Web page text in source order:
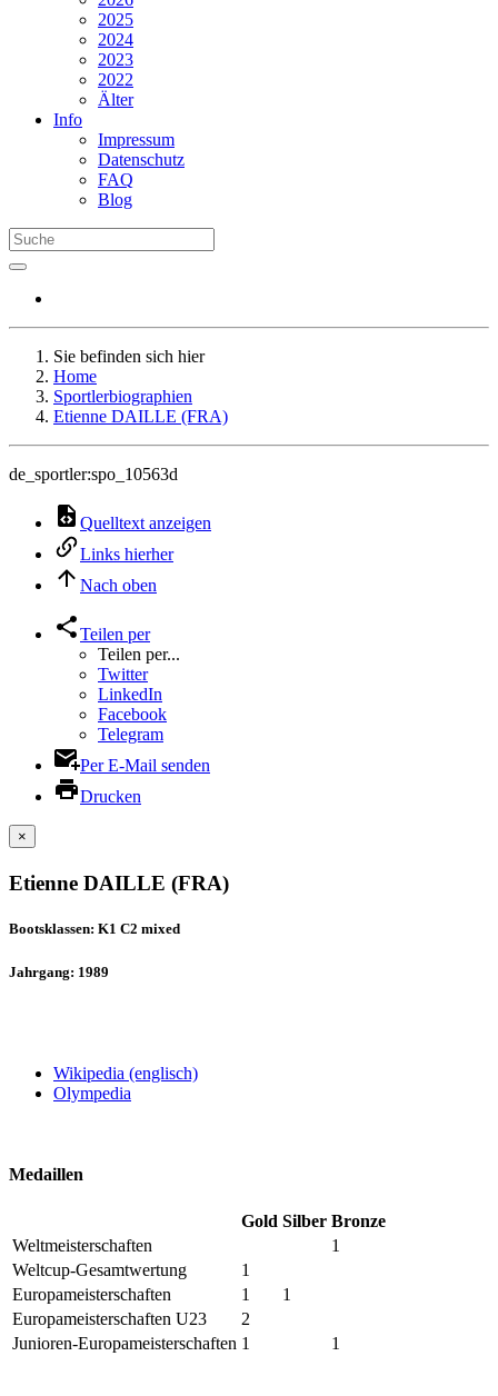
2025
2024
2023
2022
Älter
Info
Impressum
Datenschutz
FAQ
Blog
Sie befinden sich hier
Home
Sportlerbiographien
Etienne DAILLE (FRA)
de_sportler:spo_10563d
Quelltext anzeigen
Links hierher
Nach oben
Teilen per
Teilen per...
Twitter
LinkedIn
Facebook
Telegram
Per E-Mail senden
Drucken
×
Etienne DAILLE (FRA)
Bootsklassen: K1 C2 mixed
Jahrgang: 1989
Wikipedia (englisch)
Olympedia
Medaillen
Gold Silber Bronze
Weltmeisterschaften
1
Weltcup-Gesamtwertung
1
Europameisterschaften
1
1
Europameisterschaften U23
2
Junioren-Europameisterschaften 1 1